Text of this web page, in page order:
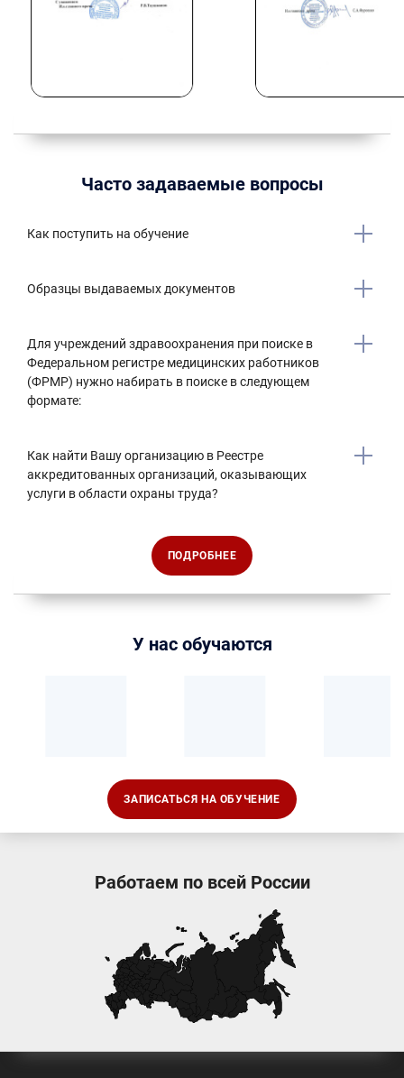
Часто задаваемые вопросы
Как поступить на обучение
Образцы выдаваемых документов
Для учреждений здравоохранения при поиске в
Федеральном регистре медицинских работников
(ФРМР) нужно набирать в поиске в следующем
формате:
Как найти Вашу организацию в Реестре
аккредитованных организаций, оказывающих
услуги в области охраны труда?
ПОДРОБНЕЕ
У нас обучаются
ЗАПИСАТЬСЯ НА ОБУЧЕНИЕ
Работаем по всей России